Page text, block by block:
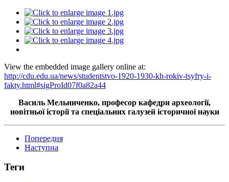
View the embedded image gallery online at:
http://cdu.edu.ua/news/studentstvo-1920-1930-kh-rokiv-tsyfry-i-
fakty.html#sigProId07f0a82a44
Василь Мельниченко, професор кафедри археології,
новітньої історії та спеціальних галузей історичної науки
Попередня
Наступна
Теги